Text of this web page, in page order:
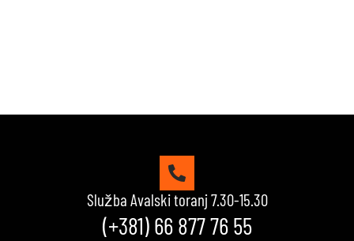
Služba Avalski toranj 7.30-15.30
(+381) 66 877 76 55